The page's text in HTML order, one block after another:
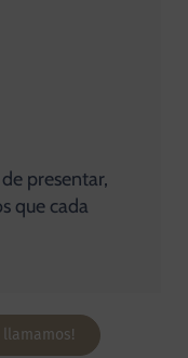
presentar,
que cada
llamamos!